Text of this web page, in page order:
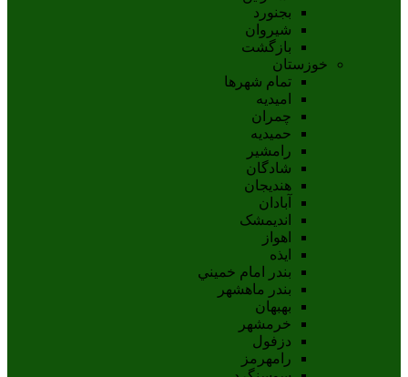
بجنورد
شيروان
بازگشت
خوزستان
تمام شهر‌ها
امیدیه
چمران
حمیدیه
رامشیر
شادگان
هندیجان
آبادان
انديمشک
اهواز
ايذه
بندر امام خميني
بندر ماهشهر
بهبهان
خرمشهر
دزفول
رامهرمز